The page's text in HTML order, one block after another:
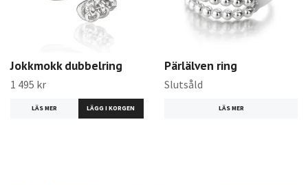
Jokkmokk dubbelring
1 495 kr
LÄS MER
Pärlälven ring
Slutsåld
LÄS MER